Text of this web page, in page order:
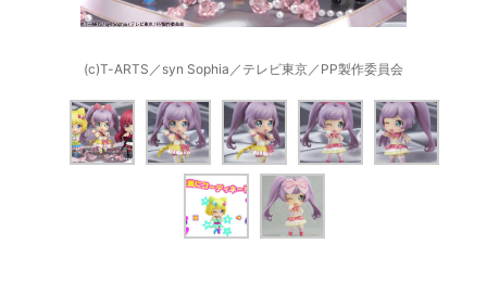
(c)T-ARTS／syn Sophia／テレビ東京／PP製作委員会